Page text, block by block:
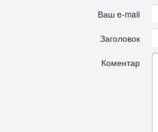
Ваш e-mail
Заголовок
Коментар